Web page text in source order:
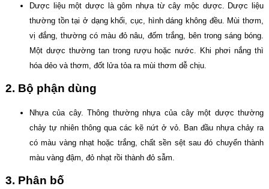
Dược liệu một dược là gôm nhựa từ cây mộc dược. Dược liệu
thường tồn tại ở dạng khối, cục, hình dáng không đều. Mùi thơm,
vị đắng, thường có màu đỏ nâu, đốm trắng, bên trong sáng bóng.
Một dược thường tan trong rượu hoặc nước. Khi phơi nắng thì
hóa dẻo và thơm, đốt lửa tỏa ra mùi thơm dễ chịu.
2. Bộ phận dùng
Nhựa của cây. Thông thường nhựa của cây một dược thường
chảy tự nhiên thông qua các kẽ nứt ở vỏ. Ban đầu nhựa chảy ra
có màu vàng nhạt hoặc trắng, chất sền sệt sau đó chuyển thành
màu vàng đậm, đỏ nhạt rồi thành đỏ sẫm.
3. Phân bố